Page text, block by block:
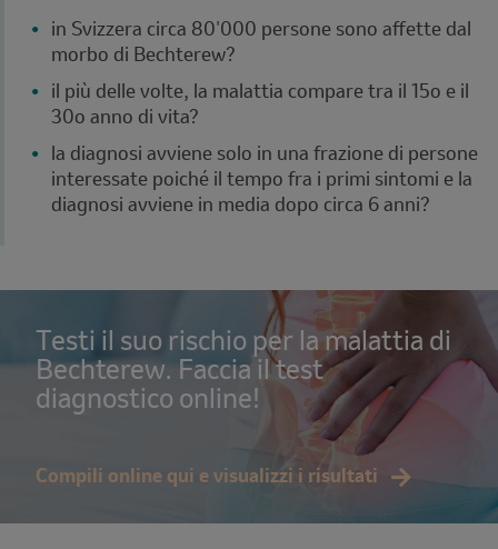
in Svizzera circa 80'000 persone sono affette dal
morbo di Bechterew?
il più delle volte, la malattia compare tra il 15o e il
30o anno di vita?
la diagnosi avviene solo in una frazione di persone
interessate poiché il tempo fra i primi sintomi e la
diagnosi avviene in media dopo circa 6 anni?
Testi il suo rischio per la malattia di
Bechterew. Faccia il test
diagnostico online!
Compili online qui e visualizzi i risultati